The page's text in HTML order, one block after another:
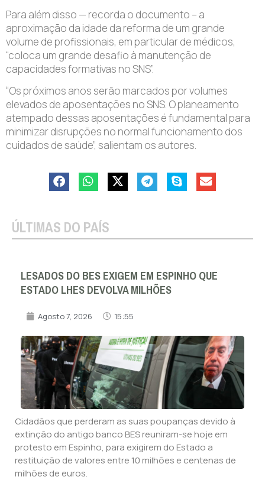
Para além disso — recorda o documento – a
aproximação da idade da reforma de um grande
volume de profissionais, em particular de médicos,
“coloca um grande desafio à manutenção de
capacidades formativas no SNS”.
“Os próximos anos serão marcados por volumes
elevados de aposentações no SNS. O planeamento
atempado dessas aposentações é fundamental para
minimizar disrupções no normal funcionamento dos
cuidados de saúde”, salientam os autores.
ÚLTIMAS DO PAÍS
LESADOS DO BES EXIGEM EM ESPINHO QUE
ESTADO LHES DEVOLVA MILHÕES
Agosto 7, 2026 15:55
Cidadãos que perderam as suas poupanças devido à
extinção do antigo banco BES reuniram-se hoje em
protesto em Espinho, para exigirem do Estado a
restituição de valores entre 10 milhões e centenas de
milhões de euros.